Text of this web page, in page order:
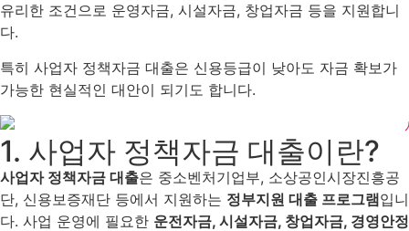
유리한 조건으로 운영자금, 시설자금, 창업자금 등을 지원합니
다.
특히 사업자 정책자금 대출은 신용등급이 낮아도 자금 확보가
가능한 현실적인 대안이 되기도 합니다.
1. 사업자 정책자금 대출이란?
사업자 정책자금 대출은 중소벤처기업부, 소상공인시장진흥공
단, 신용보증재단 등에서 지원하는 정부지원 대출 프로그램입니
다. 사업 운영에 필요한 운전자금, 시설자금, 창업자금, 경영안정